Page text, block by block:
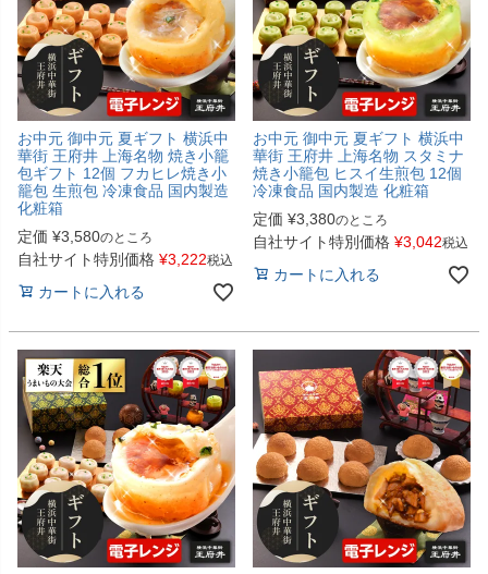
お中元 御中元 夏ギフト 横浜中
華街 王府井 上海名物 焼き小籠
包ギフト 12個 フカヒレ焼き小
籠包 生煎包 冷凍食品 国内製造
化粧箱
定価 ¥3,580のところ
自社サイト特別価格 ¥3,222税込
カートに入れる
お中元 御中元 夏ギフト 横浜中
華街 王府井 上海名物 スタミナ
焼き小籠包 ヒスイ生煎包 12個
冷凍食品 国内製造 化粧箱
定価 ¥3,380のところ
自社サイト特別価格 ¥3,042税込
カートに入れる